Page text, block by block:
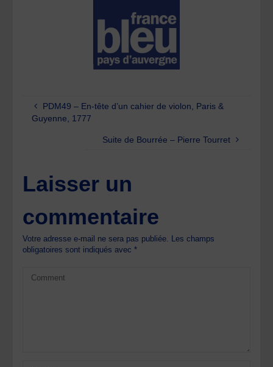
PDM49 – En-tête d’un cahier de violon, Paris &
Guyenne, 1777
Suite de Bourrée – Pierre Tourret
Laisser un
commentaire
Votre adresse e-mail ne sera pas publiée. Les champs
obligatoires sont indiqués avec*